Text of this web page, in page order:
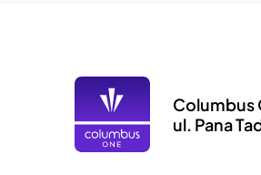
Columbus
ul. Pana